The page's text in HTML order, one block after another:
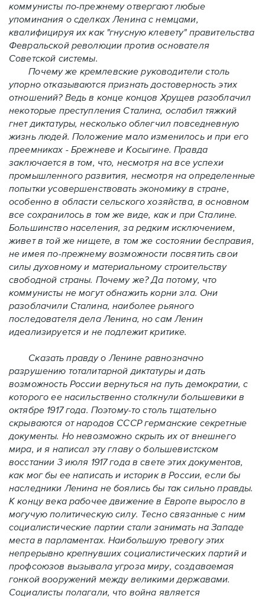
коммунисты по-прежнему отвергают любые
упоминания о сделках Ленина с немцами,
квалифицируя их как "гнусную клевету" правительства
Февральской революции против основателя
Советской системы.
Почему же кремлевские руководители столь
упорно отказываются признать достоверность этих
отношений? Ведь в конце концов Хрущев разоблачил
некоторые преступления Сталина, ослабил тяжкий
гнет диктатуры, несколько облегчил повседневную
жизнь людей. Положение мало изменилось и при его
преемниках - Брежневе и Косыгине. Правда
заключается в том, что, несмотря на все успехи
промышленного развития, несмотря на определенные
попытки усовершенствовать экономику в стране,
особенно в области сельского хозяйства, в основном
все сохранилось в том же виде, как и при Сталине.
Большинство населения, за редким исключением,
живет в той же нищете, в том же состоянии бесправия,
не имея по-прежнему возможности посвятить свои
силы духовному и материальному строительству
свободной страны. Почему же? Да потому, что
коммунисты не могут обнажить корни зла. Они
разоблачили Сталина, наиболее рьяного
последователя дела Ленина, но сам Ленин
идеализируется и не подлежит критике.
Сказать правду о Ленине равнозначно
разрушению тоталитарной диктатуры и дать
возможность России вернуться на путь демократии, с
которого ее насильственно столкнули большевики в
октябре 1917 года. Поэтому-то столь тщательно
скрываются от народов СССР германские секретные
документы. Но невозможно скрыть их от внешнего
мира, и я написал эту главу о большевистском
восстании 3 июля 1917 года в свете этих документов,
как мог бы ее написать и историк в России, если бы
наследники Ленина не боялись бы так сильно правды.
К концу века рабочее движение в Европе выросло в
могучую политическую силу. Тесно связанные с ним
социалистические партии стали занимать на Западе
места в парламентах. Наибольшую тревогу этих
непрерывно крепнувших социалистических партий и
профсоюзов вызывала угроза миру, создаваемая
гонкой вооружений между великими державами.
Социалисты полагали, что война является